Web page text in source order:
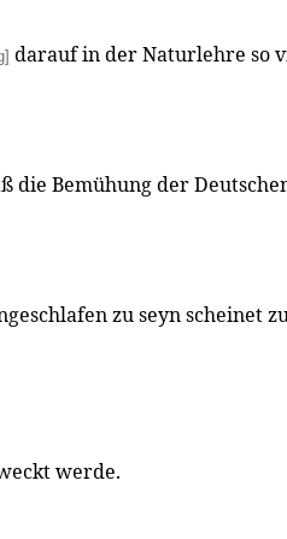
darauf in der Naturlehre so
die Bemühung der
zu seyn scheinet
werde.